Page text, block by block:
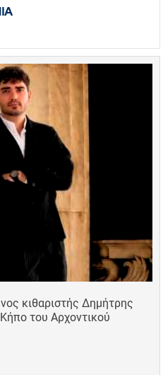
κιθαριστής Δημήτρης
του Αρχοντικού